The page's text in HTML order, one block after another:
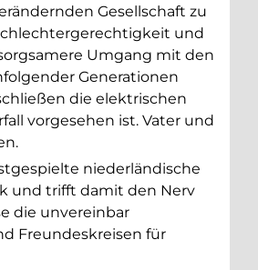
Gesellschaft zu
und
Umgang mit den
Generationen
die elektrischen
vorgesehen ist. Vater und
niederländische
und trifft damit den Nerv
die unvereinbar
Freundeskreisen für